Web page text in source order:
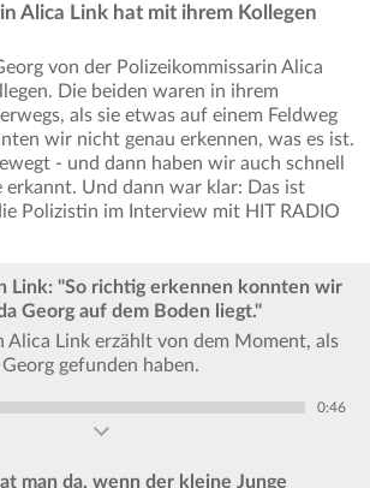
Alica Link hat mit ihrem Kollegen
von der Polizeikommissarin Alica
Die beiden waren in ihrem
als sie etwas auf einem Feldweg
wir nicht genau erkennen, was es ist.
- und dann haben wir auch schnell
erkannt. Und dann war klar: Das ist
Polizistin im Interview mit HIT RADIO
Link: "So richtig erkennen konnten wir
Georg auf dem Boden liegt."
Alica Link erzählt von dem Moment, als
gefunden haben.
0:46
man da, wenn der kleine Junge